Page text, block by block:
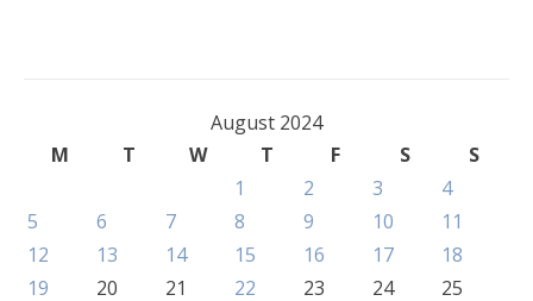
August 2024
M
T W T F S
S
1
2 3
4
5
6 7 8 9 10
11
12
13 14 15 16 17
18
19
20 21 22 23 24 25